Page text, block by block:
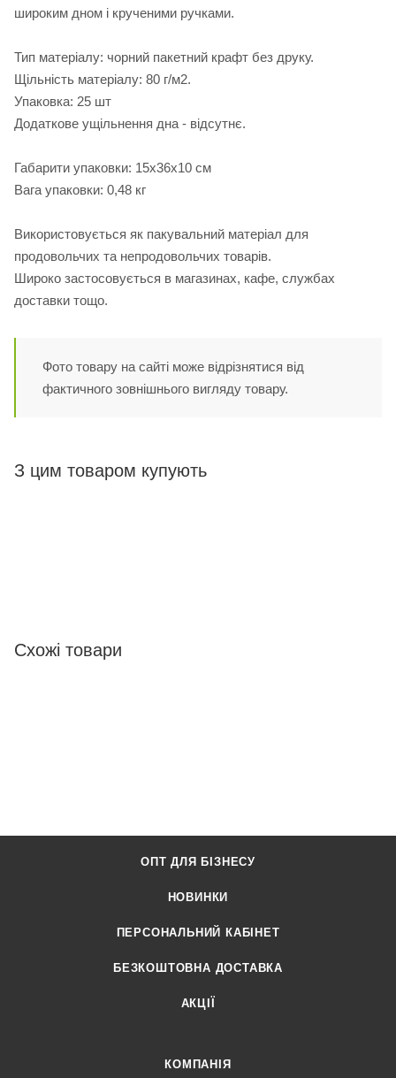
широким дном і крученими ручками.
Тип матеріалу: чорний пакетний крафт без друку.
Щільність матеріалу: 80 г/м2.
Упаковка: 25 шт
Додаткове ущільнення дна - відсутнє.
Габарити упаковки: 15х36х10 см
Вага упаковки: 0,48 кг
Використовується як пакувальний матеріал для
продовольчих та непродовольчих товарів.
Широко застосовується в магазинах, кафе, службах
доставки тощо.
Фото товару на сайті може відрізнятися від
фактичного зовнішнього вигляду товару.
З цим товаром купують
Схожі товари
ОПТ ДЛЯ БІЗНЕСУ
НОВИНКИ
ПЕРСОНАЛЬНИЙ КАБІНЕТ
БЕЗКОШТОВНА ДОСТАВКА
АКЦІЇ
КОМПАНІЯ